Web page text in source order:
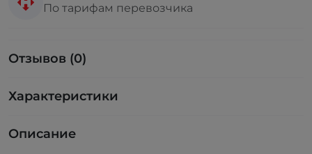
По тарифам перевозчика
Отзывов (0)
Характеристики
Описание